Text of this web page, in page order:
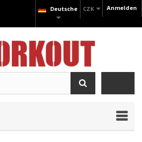
Anmelden
CZK
Deutsche